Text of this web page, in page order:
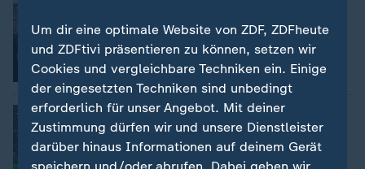
:
Der doppelte Kramaric: Hoffenheim
besiegt BVB
von Adrian von der Groeben
Video9:31
Bundesliga
:
Hoffenheim holt 0:2-Rückstand in
Augsburg auf
von Martin Gräfe
Um dir eine optimale Website von ZDF, ZDFheute
und ZDFtivi präsentieren zu können, setzen wir
Cookies und vergleichbare Techniken ein. Einige
der eingesetzten Techniken sind unbedingt
erforderlich für unser Angebot. Mit deiner
Zustimmung dürfen wir und unsere Dienstleister
darüber hinaus Informationen auf deinem Gerät